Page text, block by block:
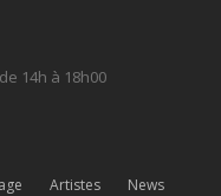
14h à 18h00
Artistes
News